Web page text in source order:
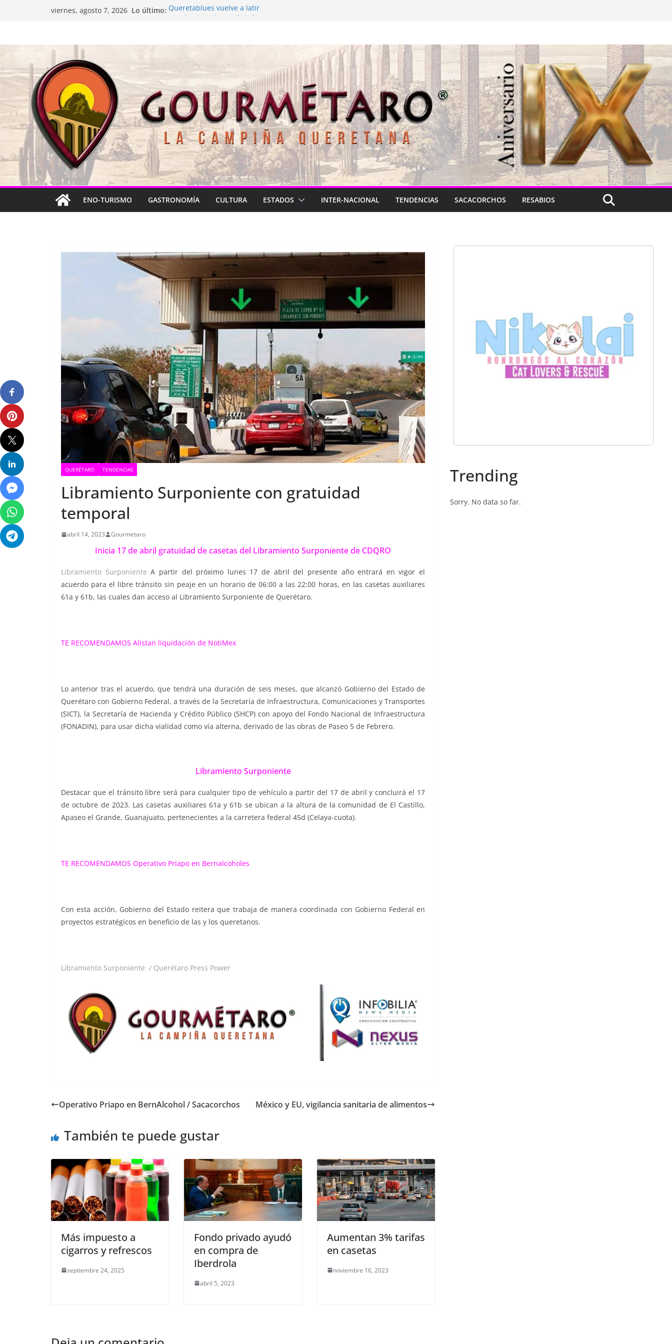
viernes, agosto 7, 2026 Lo último: Queretablues vuelve a latir
ENO-TURISMO GASTRONOMÍA CULTURA ESTADOS INTER-NACIONAL TENDENCIAS SACACORCHOS RESABIOS
QUERÉTARO TENDENCIAS
Libramiento Surponiente con gratuidad
temporal
abril 14, 2023 Gourmetaro
Inicia 17 de abril gratuidad de casetas del Libramiento Surponiente de CDQRO
Libramiento Surponiente A partir del próximo lunes 17 de abril del presente año entrará en vigor el
acuerdo para el libre tránsito sin peaje en un horario de 06:00 a las 22:00 horas, en las casetas auxiliares
61a y 61b, las cuales dan acceso al Libramiento Surponiente de Querétaro.
TE RECOMENDAMOS Alistan liquidación de NotiMex
Lo anterior tras el acuerdo, que tendrá una duración de seis meses, que alcanzó Gobierno del Estado de
Querétaro con Gobierno Federal, a través de la Secretaría de Infraestructura, Comunicaciones y Transportes
(SICT), la Secretaría de Hacienda y Crédito Público (SHCP) con apoyo del Fondo Nacional de Infraestructura
(FONADIN), para usar dicha vialidad como vía alterna, derivado de las obras de Paseo 5 de Febrero.
Libramiento Surponiente
Destacar que el tránsito libre será para cualquier tipo de vehículo a partir del 17 de abril y concluirá el 17
de octubre de 2023. Las casetas auxiliares 61a y 61b se ubican a la altura de la comunidad de El Castillo,
Apaseo el Grande, Guanajuato, pertenecientes a la carretera federal 45d (Celaya-cuota).
TE RECOMENDAMOS Operativo Priapo en Bernalcoholes
Con esta acción, Gobierno del Estado reitera que trabaja de manera coordinada con Gobierno Federal en
proyectos estratégicos en beneficio de las y los queretanos.
Libramiento Surponiente / Querétaro Press Power
Operativo Priapo en BernAlcohol / Sacacorchos México y EU, vigilancia sanitaria de alimentos
También te puede gustar
Más impuesto a
cigarros y refrescos
septiembre 24, 2025
Fondo privado ayudó
en compra de
Iberdrola
abril 5, 2023
Aumentan 3% tarifas
en casetas
noviembre 16, 2023
Trending
Sorry. No data so far.